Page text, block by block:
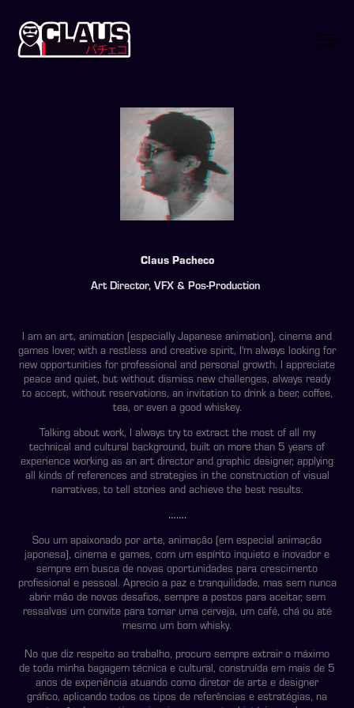
Claus Pacheco
Art Director, VFX & Pos-Production
I am an art, animation (especially Japanese animation), cinema and
games lover, with a restless and creative spirit, I'm always looking for
new opportunities for professional and personal growth. I appreciate
peace and quiet, but without dismiss new challenges, always ready
to accept, without reservations, an invitation to drink a beer, coffee,
tea, or even a good whiskey.
Talking about work, I always try to extract the most of all my
technical and cultural background, built on more than 5 years of
experience working as an art director and graphic designer, applying
all kinds of references and strategies in the construction of visual
narratives, to tell stories and achieve the best results.
…….
Sou um apaixonado por arte, animação (em especial animação
japonesa), cinema e games, com um espírito inquieto e inovador e
sempre em busca de novas oportunidades para crescimento
profissional e pessoal. Aprecio a paz e tranquilidade, mas sem nunca
abrir mão de novos desafios, sempre a postos para aceitar, sem
ressalvas um convite para tomar uma cerveja, um café, chá ou até
mesmo um bom whisky.
No que diz respeito ao trabalho, procuro sempre extrair o máximo
de toda minha bagagem técnica e cultural, construída em mais de 5
anos de experiência atuando como diretor de arte e designer
gráfico, aplicando todos os tipos de referências e estratégias, na